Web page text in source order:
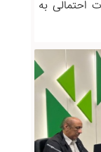
احتمالی به